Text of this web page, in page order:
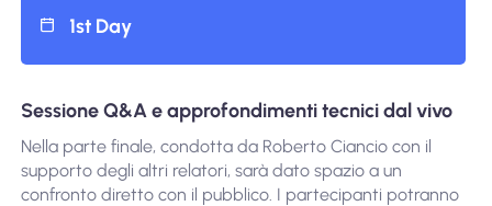
1st Day
Sessione Q&A e approfondimenti tecnici dal vivo
Nella parte finale, condotta da Roberto Ciancio con il
supporto degli altri relatori, sarà dato spazio a un
confronto diretto con il pubblico. I partecipanti potranno